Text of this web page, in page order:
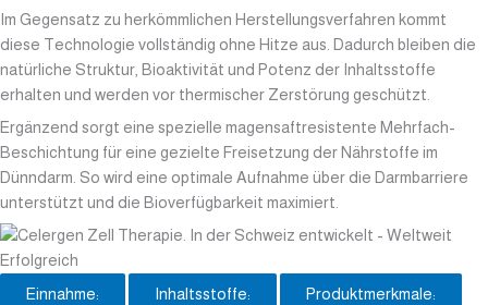
Im Gegensatz zu herkömmlichen Herstellungsverfahren kommt
diese Technologie vollständig ohne Hitze aus. Dadurch bleiben die
natürliche Struktur, Bioaktivität und Potenz der Inhaltsstoffe
erhalten und werden vor thermischer Zerstörung geschützt.
Ergänzend sorgt eine spezielle magensaftresistente Mehrfach-
Beschichtung für eine gezielte Freisetzung der Nährstoffe im
Dünndarm. So wird eine optimale Aufnahme über die Darmbarriere
unterstützt und die Bioverfügbarkeit maximiert.
Einnahme: Inhaltsstoffe:
Produktmerkmale: